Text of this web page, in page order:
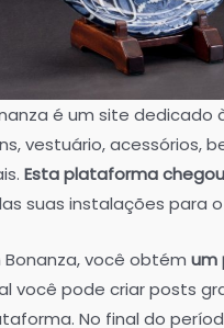
é um site dedicado
vestuário, acessórios,
Esta plataforma
suas instalações para
Bonanza, você obtém um
você pode criar posts
No final do